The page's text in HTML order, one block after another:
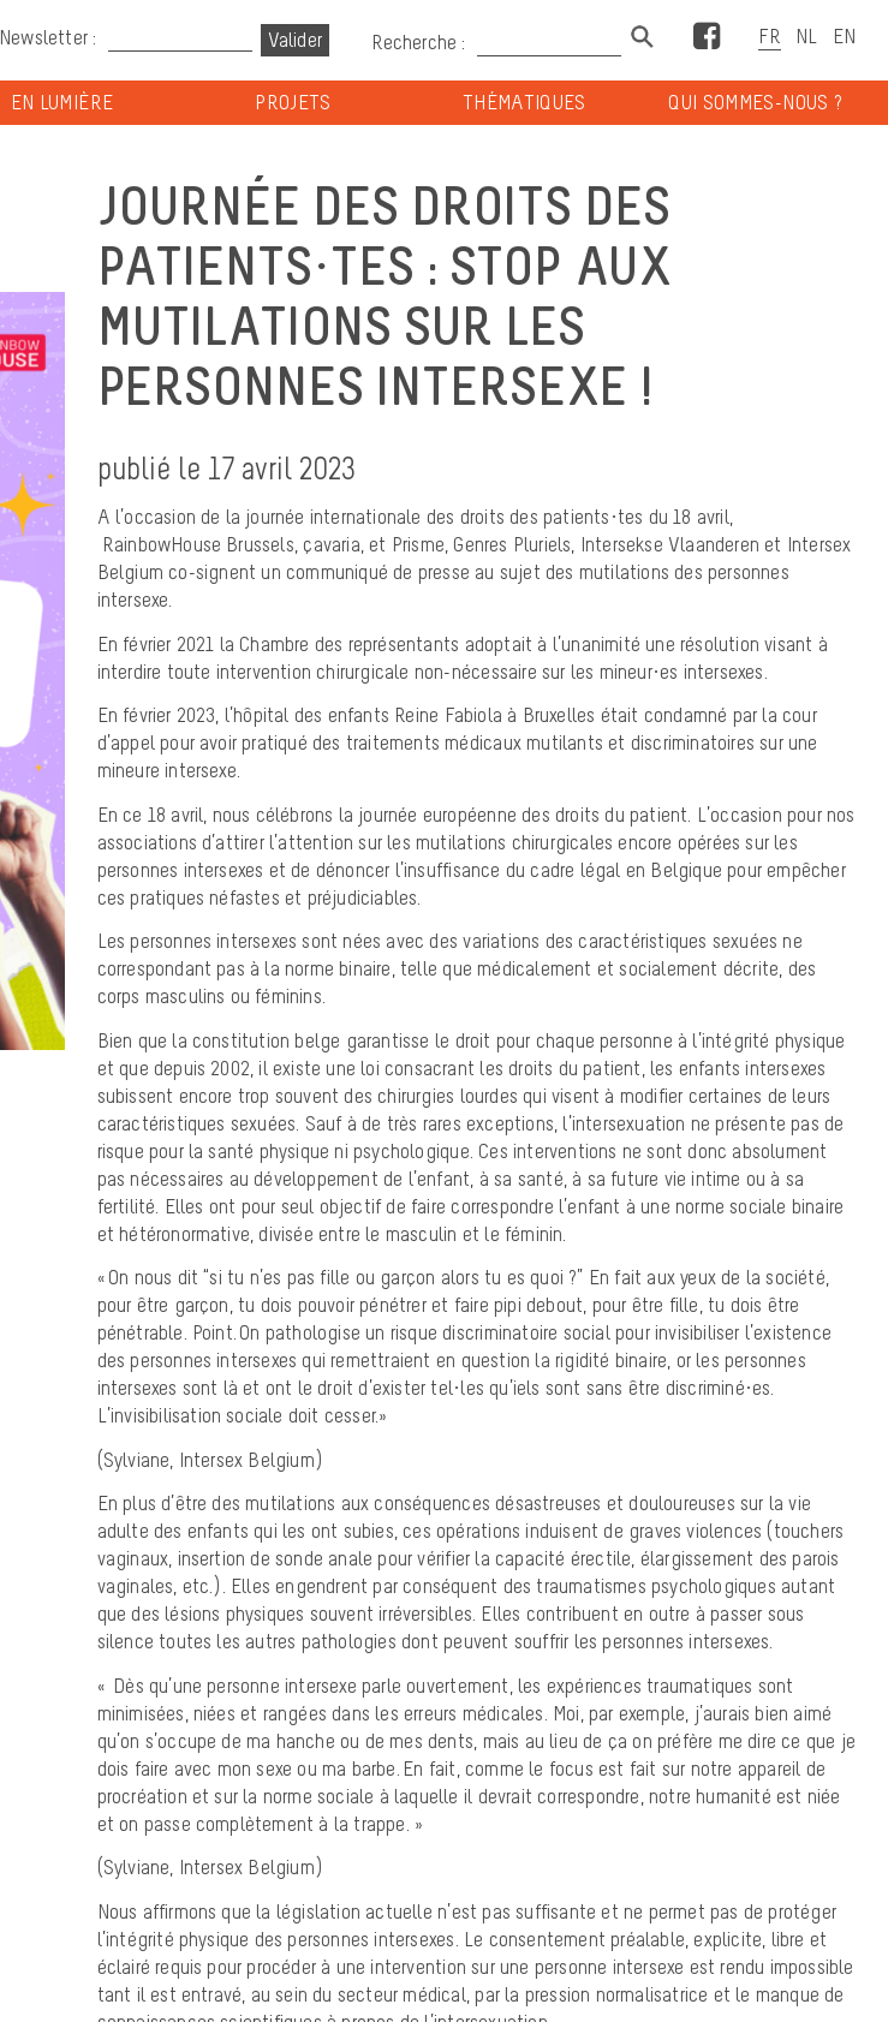
Newsletter : Recherche : Facebook
EN LUMIÈRE PROJETS THÉMATIQUES QUI SOMMES-NOUS ?
JOURNÉE DES DROITS DES
PATIENTS·TES : STOP AUX
MUTILATIONS SUR LES
PERSONNES INTERSEXE !
publié le 17 avril 2023
A l’occasion de la journée internationale des droits des patients·tes du 18 avril,
RainbowHouse Brussels, çavaria,et Prisme, Genres Pluriels, Intersekse Vlaanderen et Intersex
Belgium co-signent un communiqué de presse au sujet des mutilations des personnes
intersexe.
En février 2021 la Chambre des représentants adoptait à l’unanimité une résolution visant à
interdire toute intervention chirurgicale non-nécessaire sur les mineur·es intersexes.
En février 2023, l’hôpital des enfants Reine Fabiola à Bruxelles était condamné par la cour
d’appel pour avoir pratiqué des traitements médicaux mutilants et discriminatoires sur une
mineure intersexe.
En ce 18 avril, nous célébrons la journée européenne des droits du patient. L’occasion pour nos
associations d’attirer l’attention sur les mutilations chirurgicales encore opérées sur les
personnes intersexes et de dénoncer l’insuffisance du cadre légal en Belgique pour empêcher
ces pratiques néfastes et préjudiciables.
Les personnes intersexes sont nées avec des variations des caractéristiques sexuées ne
correspondant pas à la norme binaire, telle que médicalement et socialement décrite, des
corps masculins ou féminins.
Bien que la constitution belge garantisse le droit pour chaque personne à l’intégrité physique
et que depuis 2002, il existe une loi consacrant les droits du patient, les enfants intersexes
subissent encore trop souvent des chirurgies lourdes qui visent à modifier certaines de leurs
caractéristiques sexuées. Sauf à de très rares exceptions, l’intersexuation ne présente pas de
risque pour la santé physique ni psychologique. Ces interventions ne sont donc absolument
pas nécessaires au développement de l’enfant, à sa santé, à sa future vie intime ou à sa
fertilité. Elles ont pour seul objectif de faire correspondre l’enfant à une norme sociale binaire
et hétéronormative, divisée entre le masculin et le féminin.
« On nous dit “si tu n’es pas fille ou garçon alors tu es quoi ?” En fait aux yeux de la société,
pour être garçon, tu dois pouvoir pénétrer et faire pipi debout, pour être fille, tu dois être
pénétrable. Point. On pathologise un risque discriminatoire social pour invisibiliser l’existence
des personnes intersexes qui remettraient en question la rigidité binaire, or les personnes
intersexes sont là et ont le droit d’exister tel·les qu’iels sont sans être discriminé·es.
L’invisibilisation sociale doit cesser.»
(Sylviane, Intersex Belgium)
En plus d’être des mutilations aux conséquences désastreuses et douloureuses sur la vie
adulte des enfants qui les ont subies, ces opérations induisent de graves violences (touchers
vaginaux, insertion de sonde anale pour vérifier la capacité érectile, élargissement des parois
vaginales, etc.). Elles engendrent par conséquent des traumatismes psychologiques autant
que des lésions physiques souvent irréversibles. Elles contribuent en outre à passer sous
silence toutes les autres pathologies dont peuvent souffrir les personnes intersexes.
« Dès qu’une personne intersexe parle ouvertement, les expériences traumatiques sont
minimisées, niées et rangées dans les erreurs médicales. Moi, par exemple, j’aurais bien aimé
qu’on s’occupe de ma hanche ou de mes dents, mais au lieu de ça on préfère me dire ce que je
dois faire avec mon sexe ou ma barbe. En fait, comme le focus est fait sur notre appareil de
procréation et sur la norme sociale à laquelle il devrait correspondre, notre humanité est niée
et on passe complètement à la trappe. »
(Sylviane, Intersex Belgium)
Nous affirmons que la législation actuelle n’est pas suffisante et ne permet pas de protéger
l’intégrité physique des personnes intersexes. Le consentement préalable, explicite, libre et
éclairé requis pour procéder à une intervention sur une personne intersexe est rendu impossible
tant il est entravé, au sein du secteur médical, par la pression normalisatrice et le manque de